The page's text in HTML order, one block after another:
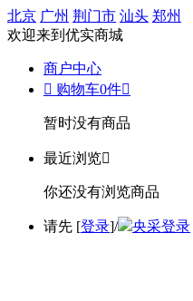
北京 广州 荆门市 汕头 郑州
欢迎来到优实商城
商户中心
 购物车0件
暂时没有商品
最近浏览
你还没有浏览商品
请先 [登录]/ 央采登录